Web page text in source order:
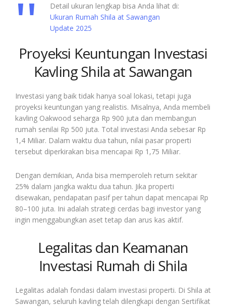
Detail ukuran lengkap bisa Anda lihat di:
Ukuran Rumah Shila at Sawangan
Update 2025
Proyeksi Keuntungan Investasi
Kavling Shila at Sawangan
Investasi yang baik tidak hanya soal lokasi, tetapi juga
proyeksi keuntungan yang realistis. Misalnya, Anda membeli
kavling Oakwood seharga Rp 900 juta dan membangun
rumah senilai Rp 500 juta. Total investasi Anda sebesar Rp
1,4 Miliar. Dalam waktu dua tahun, nilai pasar properti
tersebut diperkirakan bisa mencapai Rp 1,75 Miliar.
Dengan demikian, Anda bisa memperoleh return sekitar
25% dalam jangka waktu dua tahun. Jika properti
disewakan, pendapatan pasif per tahun dapat mencapai Rp
80–100 juta. Ini adalah strategi cerdas bagi investor yang
ingin menggabungkan aset tetap dan arus kas aktif.
Legalitas dan Keamanan
Investasi Rumah di Shila
Legalitas adalah fondasi dalam investasi properti. Di Shila at
Sawangan, seluruh kavling telah dilengkapi dengan Sertifikat